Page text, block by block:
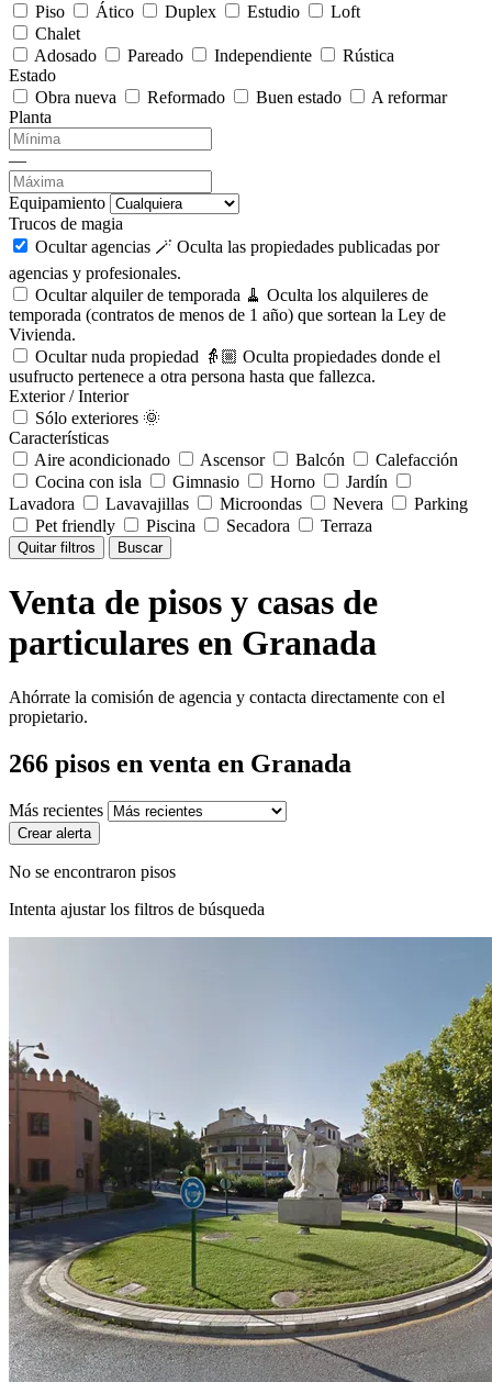
Piso
Ático Duplex Estudio
Loft
Chalet
Adosado
Pareado Independiente
Rústica
Estado
Obra nueva
Reformado Buen estado
A reformar
Planta
—
Equipamiento
Trucos de magia
Ocultar agencias 🪄 Oculta las propiedades publicadas por
agencias y profesionales.
Ocultar alquiler de temporada 🧹 Oculta los alquileres de
temporada (contratos de menos de 1 año) que sortean la Ley de
Vivienda.
Ocultar nuda propiedad 👵🏼 Oculta propiedades donde el
usufructo pertenece a otra persona hasta que fallezca.
Exterior / Interior
Sólo exteriores 🌞
Características
Aire acondicionado
Ascensor Balcón
Calefacción
Cocina con isla
Gimnasio Horno
Jardín
Lavadora
Lavavajillas Microondas Nevera
Parking
Pet friendly
Piscina Secadora Terraza
Quitar filtros Buscar
Venta de pisos y casas de
particulares en Granada
Ahórrate la comisión de agencia y contacta directamente con el
propietario.
266 pisos en venta en Granada
Más recientes
Crear alerta
No se encontraron pisos
Intenta ajustar los filtros de búsqueda